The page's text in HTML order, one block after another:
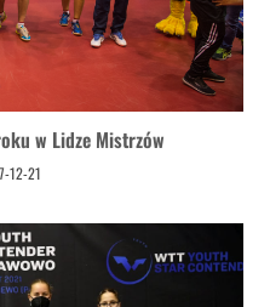
w Lidze Mistrzów
12-21